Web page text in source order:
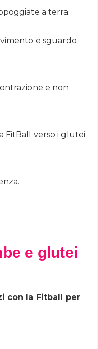
a terra.
e sguardo
e non
FitBall verso i glutei
e glutei
con la Fitball per